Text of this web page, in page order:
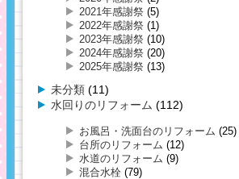
2021年感謝祭 (5)
2022年感謝祭 (1)
2023年感謝祭 (10)
2024年感謝祭 (20)
2025年感謝祭 (13)
未分類 (11)
水回りのリフォーム (112)
お風呂・洗面台のリフォーム (25)
台所のリフォーム (12)
水道のリフォーム (9)
混合水栓 (79)